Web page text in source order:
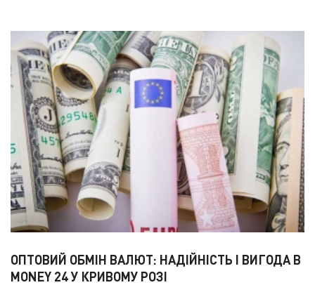
ОПТОВИЙ ОБМІН ВАЛЮТ: НАДІЙНІСТЬ І ВИГОДА В
MONEY 24 У КРИВОМУ РОЗІ